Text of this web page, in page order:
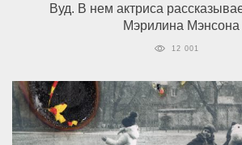
Вуд. В нем актриса
Мэрилина Мэнсона
12 001